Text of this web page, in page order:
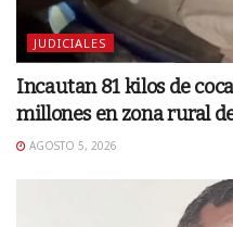
JUDICIALES
Incautan 81 kilos de
millones en zona rural
AGOSTO 5, 2026